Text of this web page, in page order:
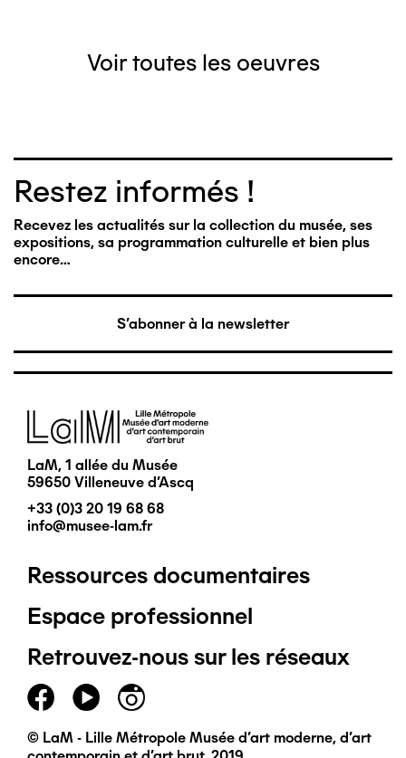
Voir toutes les oeuvres
Restez informés !
Recevez les actualités sur la collection du musée, ses
expositions, sa programmation culturelle et bien plus
encore…
S'abonner à la newsletter
Image
LaM, 1 allée du Musée
59650 Villeneuve d'Ascq
+33 (0)3 20 19 68 68
info@musee-lam.fr
Pied
de
page
principal
Ressources documentaires
Espace professionnel
Retrouvez-nous sur les réseaux
© LaM - Lille Métropole Musée d'art moderne, d'art